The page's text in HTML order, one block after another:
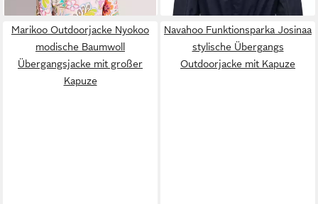
Marikoo Outdoorjacke Nyokoo
modische Baumwoll
Übergangsjacke mit großer
Kapuze
Navahoo Funktionsparka Josinaa
stylische Übergangs
Outdoorjacke mit Kapuze